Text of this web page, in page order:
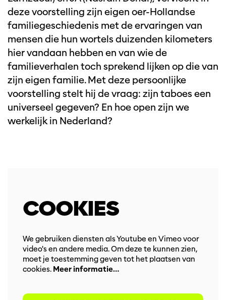
deze voorstelling zijn eigen oer-Hollandse
familiegeschiedenis met de ervaringen van
mensen die hun wortels duizenden kilometers
hier vandaan hebben en van wie de
familieverhalen toch sprekend lijken op die van
zijn eigen familie. Met deze persoonlijke
voorstelling stelt hij de vraag: zijn taboes een
universeel gegeven? En hoe open zijn we
werkelijk in Nederland?
COOKIES
We gebruiken diensten als Youtube en Vimeo voor
video's en andere media. Om deze te kunnen zien,
moet je toestemming geven tot het plaatsen van
cookies. Meer informatie…